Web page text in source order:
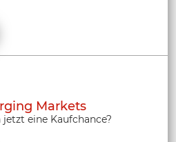
Markets
jetzt eine Kaufchance?